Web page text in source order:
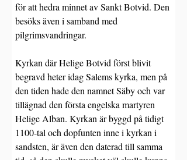
för att hedra minnet av Sankt Botvid. Den
besöks även i samband med
pilgrimsvandringar.
Kyrkan där Helige Botvid först blivit
begravd heter idag Salems kyrka, men på
den tiden hade den namnet Säby och var
tillägnad den första engelska martyren
Helige Alban. Kyrkan är byggd på tidigt
1100-tal och dopfunten inne i kyrkan i
sandsten, är även den daterad till samma